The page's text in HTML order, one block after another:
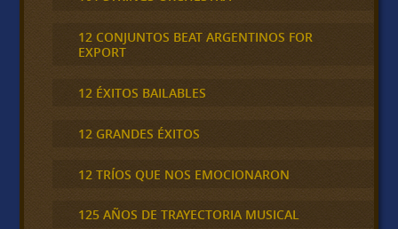
12 CONJUNTOS BEAT ARGENTINOS FOR
EXPORT
12 ÉXITOS BAILABLES
12 GRANDES ÉXITOS
12 TRÍOS QUE NOS EMOCIONARON
125 AÑOS DE TRAYECTORIA MUSICAL